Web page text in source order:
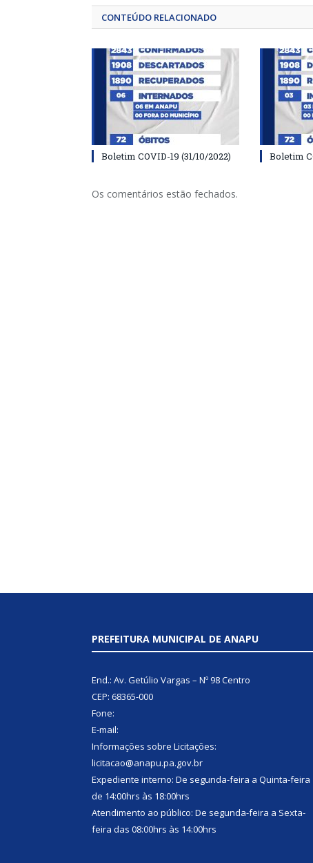
CONTEÚDO RELACIONADO
Boletim COVID-19 (31/10/2022) Boletim
Os comentários estão fechados.
PREFEITURA MUNICIPAL DE ANAPU
End.: Av. Getúlio Vargas – Nº 98 Centro
CEP: 68365-000
Fone:
E-mail:
Informações sobre Licitações:
licitacao@anapu.pa.gov.br
Expediente interno: De segunda-feira a Quinta-feira
de 14:00hrs às 18:00hrs
Atendimento ao público: De segunda-feira a Sexta-
feira das 08:00hrs às 14:00hrs